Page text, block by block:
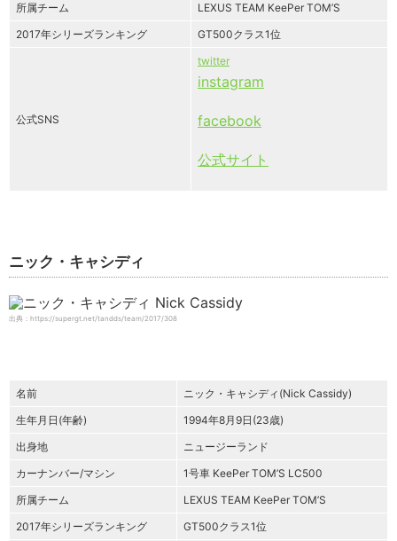
所属チーム
LEXUS TEAM KeePer TOM’S
2017年シリーズランキング
GT500クラス1位
公式SNS
twitter
instagram
facebook
公式サイト
ニック・キャシディ
出典：https://supergt.net/tandds/team/2017/308
名前
ニック・キャシディ(Nick Cassidy)
生年月日(年齢)
1994年8月9日(23歳)
出身地
ニュージーランド
カーナンバー/マシン
1号車 KeePer TOM’S LC500
所属チーム
LEXUS TEAM KeePer TOM’S
2017年シリーズランキング
GT500クラス1位